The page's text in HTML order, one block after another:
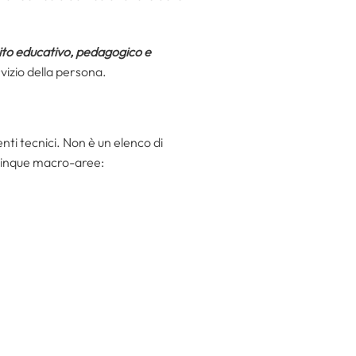
educativo, pedagogico e
della persona.
tecnici. Non è un elenco di
macro-aree: